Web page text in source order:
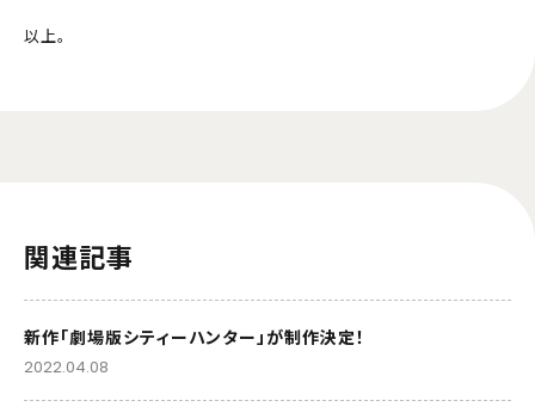
以上。
関連記事
新作「劇場版シティーハンター」が制作決定！
2022.04.08